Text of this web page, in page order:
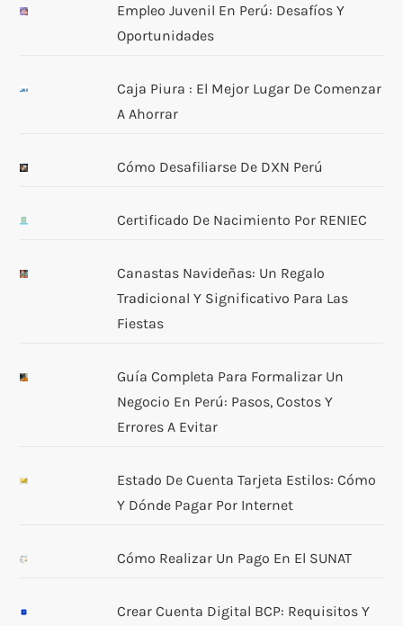
Empleo Juvenil En Perú: Desafíos Y
Oportunidades
Caja Piura : El Mejor Lugar De Comenzar
A Ahorrar
Cómo Desafiliarse De DXN Perú
Certificado De Nacimiento Por RENIEC
Canastas Navideñas: Un Regalo
Tradicional Y Significativo Para Las
Fiestas
Guía Completa Para Formalizar Un
Negocio En Perú: Pasos, Costos Y
Errores A Evitar
Estado De Cuenta Tarjeta Estilos: Cómo
Y Dónde Pagar Por Internet
Cómo Realizar Un Pago En El SUNAT
Crear Cuenta Digital BCP: Requisitos Y